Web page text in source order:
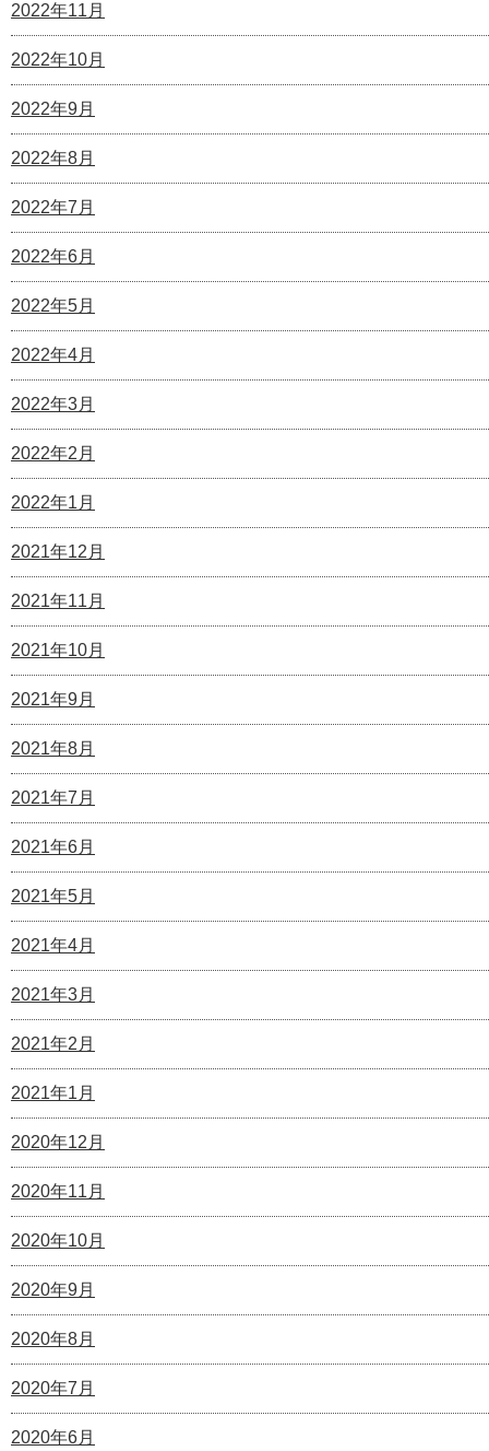
2022年11月
2022年10月
2022年9月
2022年8月
2022年7月
2022年6月
2022年5月
2022年4月
2022年3月
2022年2月
2022年1月
2021年12月
2021年11月
2021年10月
2021年9月
2021年8月
2021年7月
2021年6月
2021年5月
2021年4月
2021年3月
2021年2月
2021年1月
2020年12月
2020年11月
2020年10月
2020年9月
2020年8月
2020年7月
2020年6月